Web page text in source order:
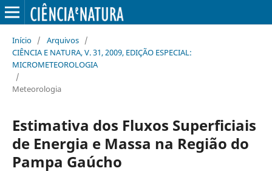
Início / Arquivos /
CIÊNCIA E NATURA, V. 31, 2009, EDIÇÃO ESPECIAL:
MICROMETEOROLOGIA
/
Meteorologia
Estimativa dos Fluxos Superficiais
de Energia e Massa na Região do
Pampa Gaúcho